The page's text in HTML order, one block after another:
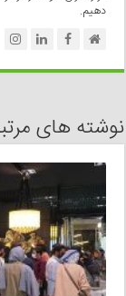
دهیم.
نوشته های